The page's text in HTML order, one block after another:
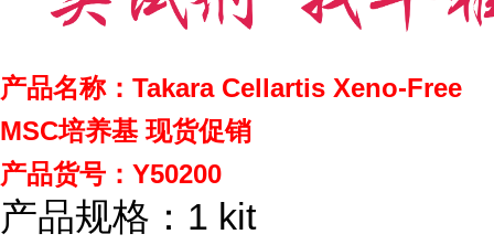
产品名称：Takara Cellartis Xeno-Free
MSC培养基 现货促销
产品货号：Y50200
产品规格：1 kit